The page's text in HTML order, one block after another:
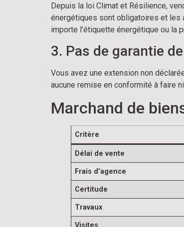
Depuis la loi Climat et Résilience,
énergétiques sont obligatoires et les
importe l’étiquette énergétique ou la
3. Pas de garantie
Vous avez une extension non
aucune remise en conformité à faire
Marchand de
Critère
Délai de vente
Frais d’agence
Certitude
Travaux
Visites